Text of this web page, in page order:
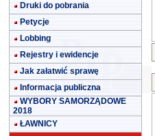
Druki do pobrania
Petycje
Lobbing
Rejestry i ewidencje
Jak załatwić sprawę
Informacja publiczna
WYBORY SAMORZĄDOWE
2018
ŁAWNICY